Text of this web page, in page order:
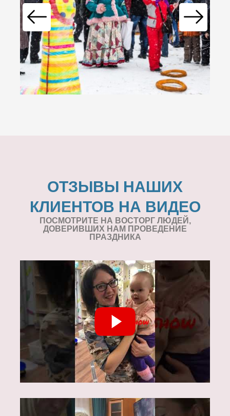
ОТЗЫВЫ НАШИХ
КЛИЕНТОВ НА ВИДЕО
ПОСМОТРИТЕ НА ВОСТОРГ ЛЮДЕЙ,
ДОВЕРИВШИХ НАМ ПРОВЕДЕНИЕ
ПРАЗДНИКА